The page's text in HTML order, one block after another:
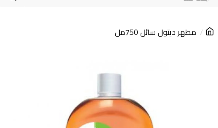
مطهر ديتول سائل 750مل